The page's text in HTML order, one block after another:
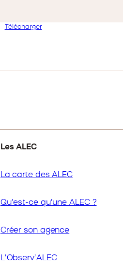
Télécharger
Les ALEC
La carte des ALEC
Qu’est-ce qu’une ALEC ?
Créer son agence
L’Observ’ALEC